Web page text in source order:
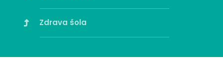
Zdrava šola